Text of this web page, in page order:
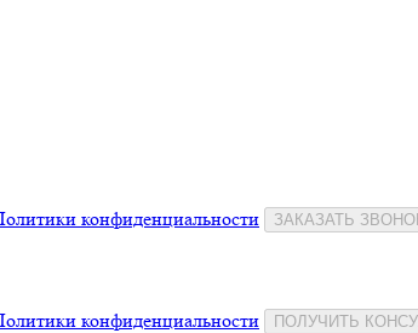
конфиденциальности ЗАКАЗАТЬ
конфиденциальности ПОЛУЧИТЬ